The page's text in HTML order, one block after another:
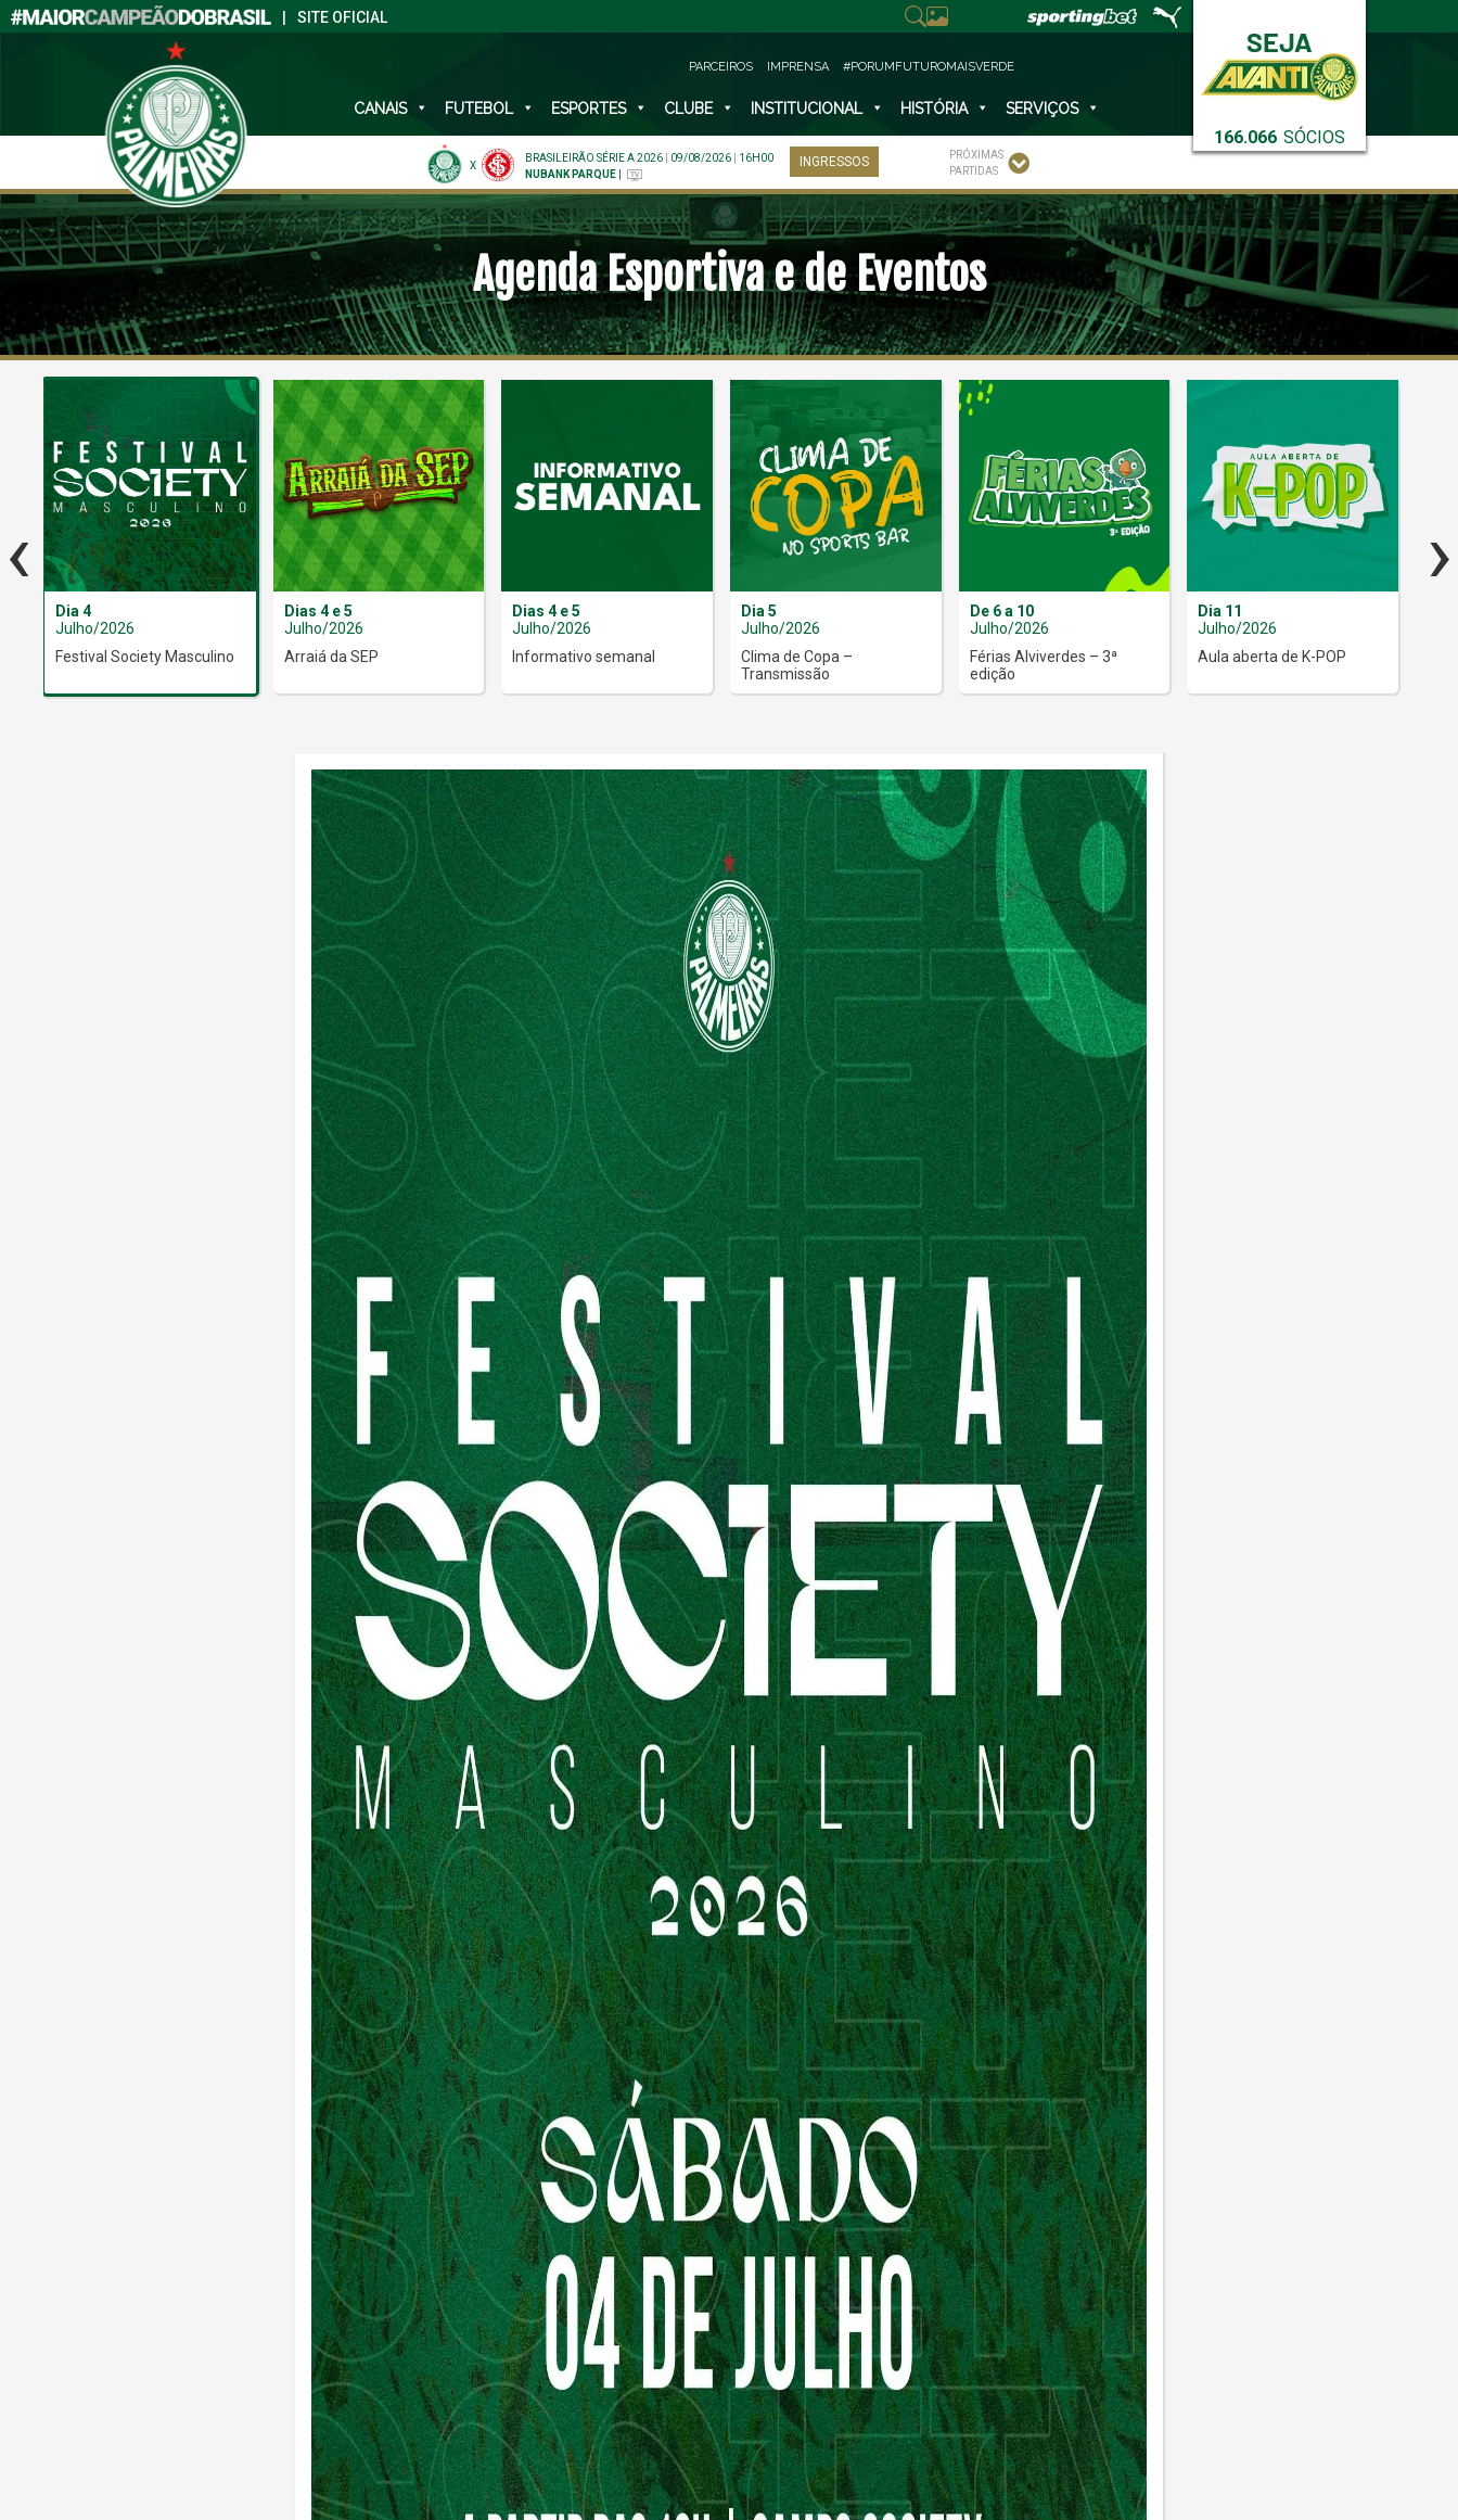
SITE OFICIAL
166.066 SÓCIOS
PARCEIROS IMPRENSA #PORUMFUTUROMAISVERDE
CANAIS FUTEBOL ESPORTES CLUBE INSTITUCIONAL HISTÓRIA SERVIÇOS
X
BRASILEIRÃO SÉRIE A 2026 09/08/2026
16H00
NUBANK PARQUE
INGRESSOS
PRÓXIMAS
PARTIDAS
Agenda Esportiva e de Eventos
Dia 4
Julho/2026
Festival Society Masculino
Dias 4 e 5
Julho/2026
Arraiá da SEP
Dias 4 e 5
Julho/2026
Informativo semanal
Dia 5
Julho/2026
Clima de Copa –
Transmissão
De 6 a 10
Julho/2026
Férias Alviverdes – 3ª
edição
Dia 11
Julho/2026
Aula aberta de K-POP
‹ ›